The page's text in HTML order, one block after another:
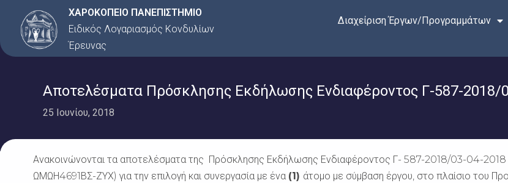
Μετάβαση
περιεχόμενο
ΧΑΡΟΚΟΠΕΙΟ ΠΑΝΕΠΙΣΤΗΜΙΟ
Ειδικός Λογαριασμός Κονδυλίων
Έρευνας
Διαχείριση Έργων/Προγραμμάτων
Αποτελέσματα Πρόσκλησης Εκδήλωσης Ενδιαφέροντος Γ-587-2018/
25 Ιουνίου, 2018
Ανακοινώνονται τα αποτελέσματα της Πρόσκλησης Εκδήλωσης Ενδιαφέροντος Γ- 587-2018/03-04-2018
ΩΜΩΗ4691ΒΣ-ΖΥΧ) για την επιλογή και συνεργασία με ένα (1) άτομο με σύμβαση έργου, στο πλαίσιο του